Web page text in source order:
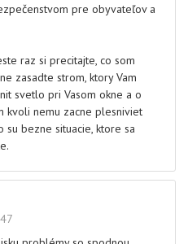
pre obyvateľov a
raz si precitajte, co som
zasadte strom, ktory Vam
svetlo pri Vasom okne a o
kvoli nemu zacne plesniviet
su bezne situacie, ktore sa